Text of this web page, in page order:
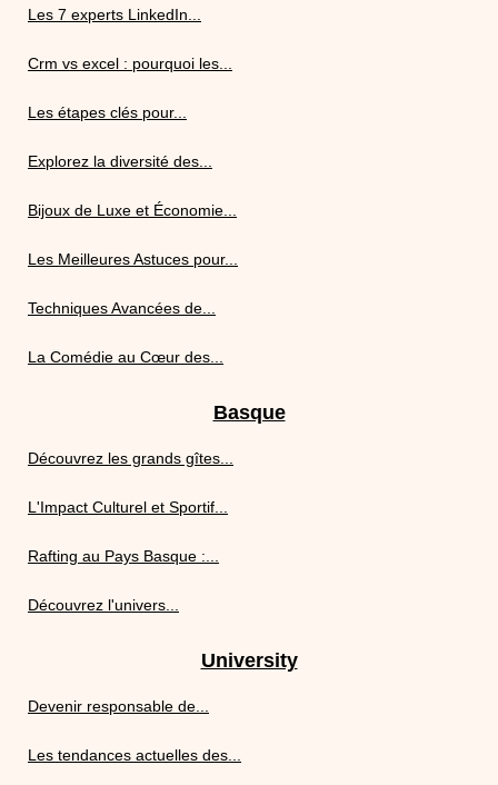
Les 7 experts LinkedIn...
Crm vs excel : pourquoi les...
Les étapes clés pour...
Explorez la diversité des...
Bijoux de Luxe et Économie...
Les Meilleures Astuces pour...
Techniques Avancées de...
La Comédie au Cœur des...
Basque
Découvrez les grands gîtes...
L'Impact Culturel et Sportif...
Rafting au Pays Basque :...
Découvrez l'univers...
University
Devenir responsable de...
Les tendances actuelles des...